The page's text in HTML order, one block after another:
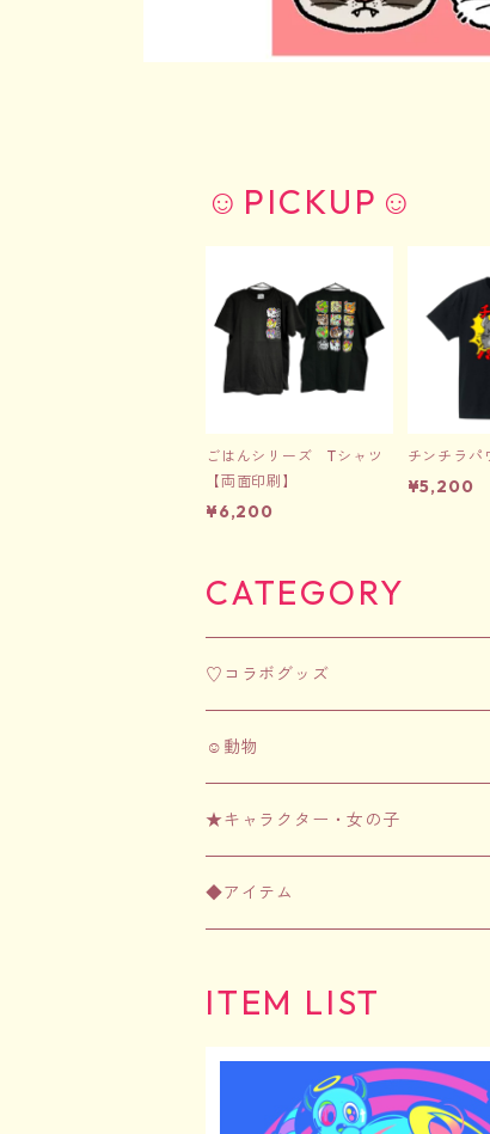
☺︎PICKUP☺︎
ごはんシリーズ Tシャツ
【両面印刷】
¥6,200
チンチラパ
¥5,200
CATEGORY
♡コラボグッズ
☺︎動物
☺︎フェレット
アパレル
アクリルグッズ
☺︎齧歯類（ハムスター・チンチラな
★キャラクター・女の子
★ちむずモンスター
◆アイテム
ポストカード&ステッカーセット
ITEM LIST